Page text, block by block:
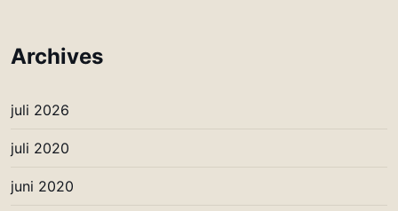
Archives
juli 2026
juli 2020
juni 2020